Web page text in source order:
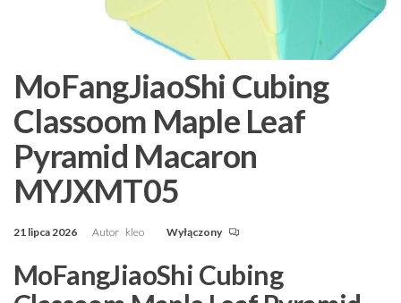
MoFangJiaoShi Cubing
Classoom Maple Leaf
Pyramid Macaron
MYJXMT05
21 lipca 2026 Autor kleo Wyłączony
MoFangJiaoShi Cubing